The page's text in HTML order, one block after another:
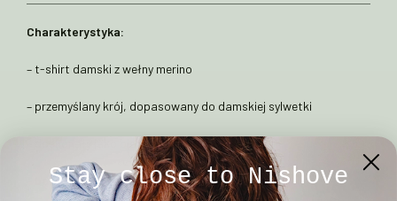
Charakterystyka:
– t-shirt damski z wełny merino
– przemyślany krój, dopasowany do damskiej sylwetki
– doskonały jako bielizna termoaktywna
bardzo delikatna i przyjemna dla skóry wełna
Stay close to Nishove